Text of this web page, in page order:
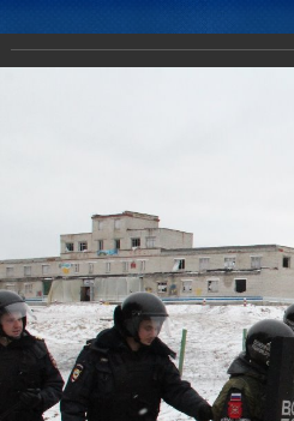
Структура
ОДКБ
Новости
Тренировка практических
ОДКБ в ходе учения
30.10.2018